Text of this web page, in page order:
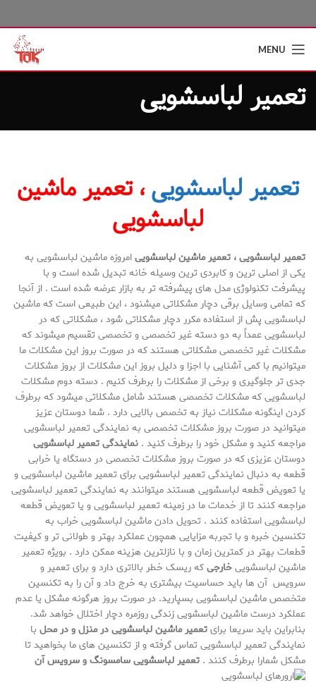
MENU
تعمیر لباسشویی
تعمیر لباسشویی، تعمیر ماشین
لباسشویی
تعمیر لباسشویی ، تعمیر ماشین لباسشوییامروزه ماشین لباسشویی به
یکی از اصلی ترین و کابردی ترین وسیله خانه تبدیل شده است و با
پیشرفت تکنولوژی مدل های پیشرفته تر به بازار عرضه شده است . از آنجا
که تمامی وسایل برقی دچار مشکلاتی میشنود ، این طبیعی است که ماشین
لباسشویی پش از استفاده مکرر دچار مشکلاتی شود ، مشکلاتی که در
لباسشویی عمداً به دو دسته غیر تخصصی و تخصصی تقسیم میشوند که
مشکلات غیر تخصصی مشکلاتی هستند که در صورت بروز این مشکلات ما
میتوانیم با کمی آشنایی با اجزا و دلیل بروز این مشکلات از بروز مشکلات
جدی تر جلوگیری و برخی از مشکلات را برطرف کنیم . دسته دوم مشکلات
لباسشویی که مشکلات تخصصی هستند شامل مشکلاتی میشود که برطرف
کردن اینگونه مشکلات نیاز به تخصص بالایی دارد . شما دوستان عزیز
میتوانید در صورت بروز مشکلات تخصصی به نمایندگی تعمیر لباسشویی
مراجعه کنید و مشکل خود را برطرف کنید . نمایندگی تعمیر لباسشویی
دوستان عزیزی که در صورت بروز مشکلات تخصصی در دستگاه یا خرابی
قطعه به دنبال نمایندگی تعمیر لباسشویی برای تعمیر ماشین لباسشویی و
یا تعویض قطعه لباسشویی هستند میتوانند به نمایندگی تعمیر لباسشویی
مراجعه کنند تا از خدمات ما در زمینه تعمیر لباسشویی و یا تعویض قطعه
لباسشویی استفاده کنند . تحویل دادن ماشین لباسشویی خراب به
تکنسین خبره و با تجربه مزایایی همچون عملکرد بهتر و طولانی تر و کیفیت
قطعات بهتر در کمترین زمان و با نازلترین هزینه ممکن دارد . بویژه تعمیر
ماشین لباسشوییخارجیکه ریسک خطر بالاتری دارد و برای تعمیر و
سرویس آن ها باید حساسیت بیشتری به خرج داد و آن را به تکنسین
متخصص ماشین لباسشویی بسپارید. در صورت بروز هرگونه مشکل یا عدم
عملکرد درست ماشین لباسشویی زندگی روزمره دچار اختلال خواهد شد.
بنابراین باید سریعا برایتعمیر ماشین لباسشویی در منزل و در محل با
نمایندگی تعمیر لباسشویی تماس گرفته و از تکنسین های ما بخواهید تا
مشکل شمارا برطرف کنند . تعمیر لباسشویی سامسونگ و سرویس آن